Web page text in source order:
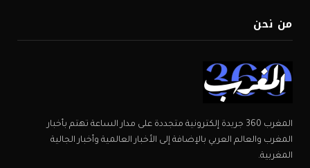
من نحن
المغرب 360 جريدة إلكترونية متجددة على مدار الساعة تهتم بأخبار
المغرب والعالم العربي بالإضافة إلى الأخبار العالمية وأخبار الجالية
المغربية.